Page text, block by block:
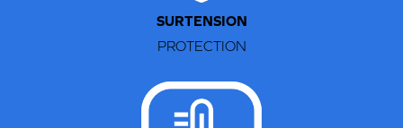
SURTENSION
PROTECTION